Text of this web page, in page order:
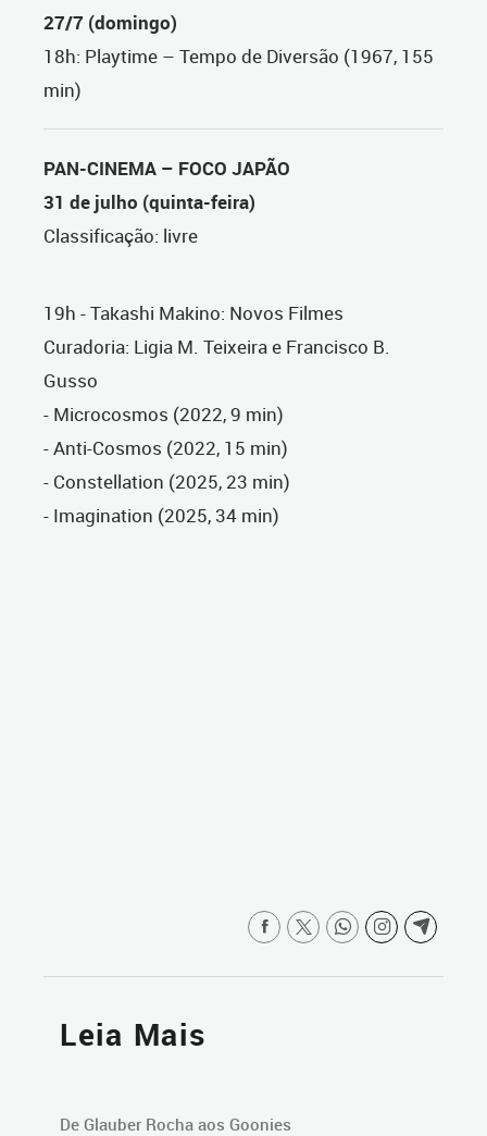
27/7 (domingo)
18h: Playtime – Tempo de Diversão (1967, 155
min)
PAN-CINEMA – FOCO JAPÃO
31 de julho (quinta-feira)
Classificação: livre
19h - Takashi Makino: Novos Filmes
Curadoria: Ligia M. Teixeira e Francisco B.
Gusso
- Microcosmos (2022, 9 min)
- Anti-Cosmos (2022, 15 min)
- Constellation (2025, 23 min)
- Imagination (2025, 34 min)
Leia Mais
De Glauber Rocha aos Goonies